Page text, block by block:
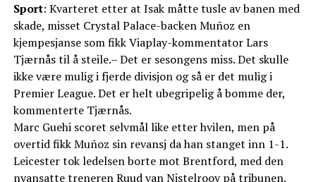
Sport: Kvarteret etter at Isak måtte tusle av banen med
skade, misset Crystal Palace-backen Muñoz en
kjempesjanse som fikk Viaplay-kommentator Lars
Tjærnås til å steile.– Det er sesongens miss. Det skulle
ikke være mulig i fjerde divisjon og så er det mulig i
Premier League. Det er helt ubegripelig å bomme der,
kommenterte Tjærnås.
Marc Guehi scoret selvmål like etter hvilen, men på
overtid fikk Muñoz sin revansj da han stanget inn 1-1.
Leicester tok ledelsen borte mot Brentford, med den
nyansatte treneren Ruud van Nistelrooy på tribunen.